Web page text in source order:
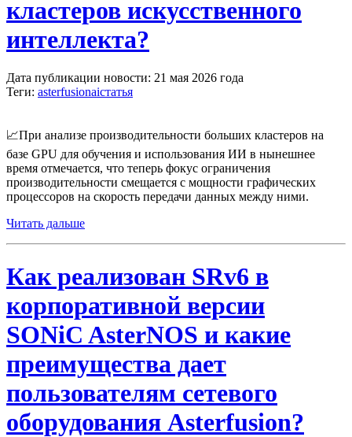
кластеров искусственного
интеллекта?
Дата публикации новости: 21 мая 2026 года
Теги: asterfusionaiстатья
📈При анализе производительности больших кластеров на
базе GPU для обучения и использования ИИ в нынешнее
время отмечается, что теперь фокус ограничения
производительности смещается с мощности графических
процессоров на скорость передачи данных между ними.
Читать дальше
Как реализован SRv6 в
корпоративной версии
SONiC AsterNOS и какие
преимущества дает
пользователям сетевого
оборудования Asterfusion?